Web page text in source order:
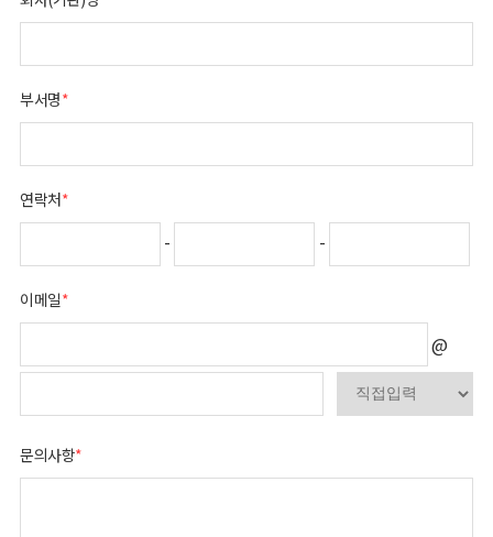
부서명*
연락처*
- -
이메일*
@
문의사항*